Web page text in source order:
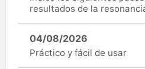
resultados de la
04/08/2026
Práctico y fácil de usar